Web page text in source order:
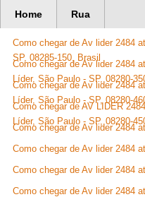
Home Rua
367177 Rotas
Como chegar de Av lider 2484
SP, 08285-150, Brasil
Como chegar de Av lider 2484
Líder, São Paulo - SP, 08280-
Como chegar de Av lider 2484
Líder, São Paulo - SP, 08280-
Como chegar de AV LIDER
Líder, São Paulo - SP, 08280-
Como chegar de Av lider 2484
Como chegar de Av lider 2484
Como chegar de Av lider 2484
Como chegar de Av lider 2484